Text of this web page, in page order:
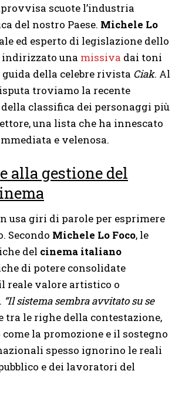
scuote l’industria
del nostro Paese. Michele Lo
ed esperto di legislazione dello
indirizzato una missiva dai toni
della celebre rivista Ciak. Al
troviamo la recente
classifica dei personaggi più
una lista che ha innescato
e velenosa.
alla gestione del
usa giri di parole per esprimere
Secondo Michele Lo Foco, le
del cinema italiano
di potere consolidate
reale valore artistico o
“Il sistema sembra avvitato su se
tra le righe della contestazione,
la promozione e il sostegno
spesso ignorino le reali
e dei lavoratori del